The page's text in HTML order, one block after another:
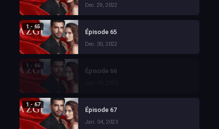
Dec. 29, 2022
1 - 65
Épisode 65
Dec. 30, 2022
1 - 66
Épisode 66
1 - 67
Épisode 67
Jan. 04, 2023